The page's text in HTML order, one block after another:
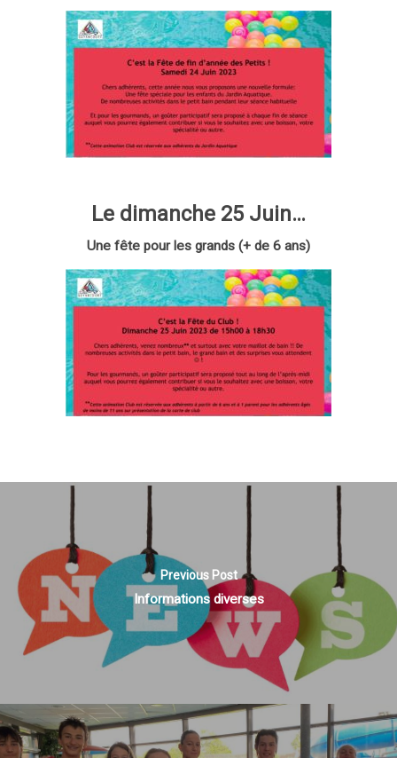
Le dimanche 25 Juin…
Une fête pour les grands (+ de 6 ans)
Previous Post
Informations diverses